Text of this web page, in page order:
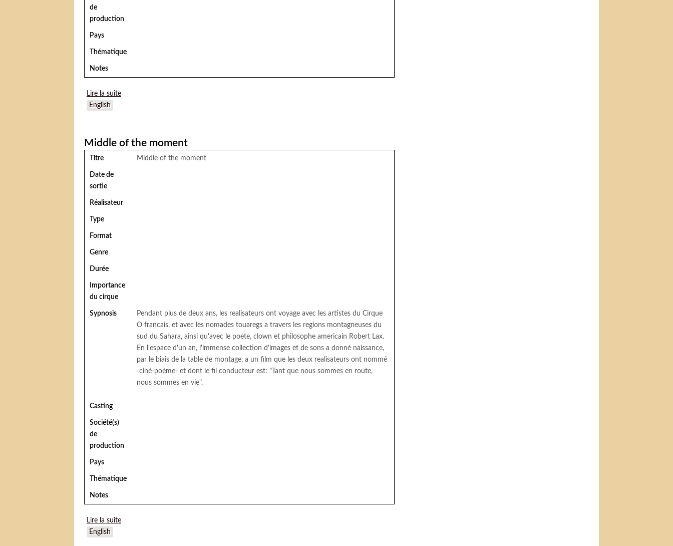
de
production
Pays
Thématique
Notes
Lire la suite
English
Middle of the moment
Titre Middle of the moment
Date de
sortie
Réalisateur
Type
Format
Genre
Durée
Importance
du cirque
Sypnosis
Pendant plus de deux ans, les realisateurs ont voyage avec les artistes du Cirque
O francais, et avec les nomades touaregs a travers les regions montagneuses du
sud du Sahara, ainsi qu'avec le poete, clown et philosophe americain Robert Lax.
En l'espace d'un an, l'immense collection d'images et de sons a donné naissance,
par le biais de la table de montage, a un film que les deux realisateurs ont nommé
-ciné-poème- et dont le fil conducteur est: "Tant que nous sommes en route,
nous sommes en vie".
Casting
Société(s)
de
production
Pays
Thématique
Notes
Lire la suite
English